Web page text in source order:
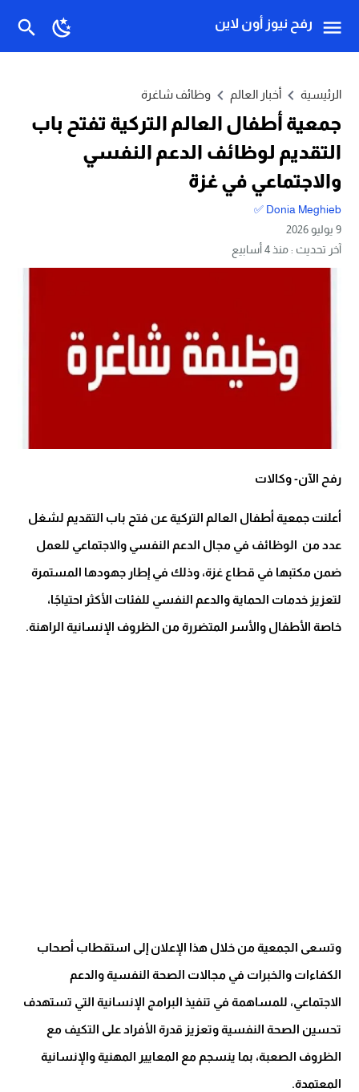
رفح نيوز أون لاين
الرئيسية أخبار العالم وظائف شاغرة
جمعية أطفال العالم التركية تفتح باب
التقديم لوظائف الدعم النفسي
والاجتماعي في غزة
Donia Meghieb ✅
9 يوليو 2026
آخر تحديث :منذ 4 أسابيع
رفح الآن- وكالات
أعلنت جمعية أطفال العالم التركية عن فتح باب التقديم لشغل
عدد من الوظائف في مجال الدعم النفسي والاجتماعي للعمل
ضمن مكتبها في قطاع غزة، وذلك في إطار جهودها المستمرة
لتعزيز خدمات الحماية والدعم النفسي للفئات الأكثر احتياجًا،
خاصة الأطفال والأسر المتضررة من الظروف الإنسانية الراهنة.
وتسعى الجمعية من خلال هذا الإعلان إلى استقطاب أصحاب
الكفاءات والخبرات في مجالات الصحة النفسية والدعم
الاجتماعي، للمساهمة في تنفيذ البرامج الإنسانية التي تستهدف
تحسين الصحة النفسية وتعزيز قدرة الأفراد على التكيف مع
الظروف الصعبة، بما ينسجم مع المعايير المهنية والإنسانية
المعتمدة.